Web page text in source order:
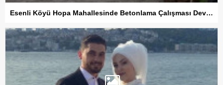
Esenli Köyü Hopa Mahallesinde Betonlama Çalışması Devam Ediyor